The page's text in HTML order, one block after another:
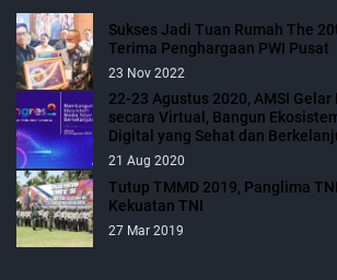
Sukses Jadi Tuan Rumah The
Terima Penghargaan PWI Pusat
23 Nov 2022
22-23 Agustus 2020, AMSI Gelar
secara Virtual, Bangun
Digital yang Sehat dan
21 Aug 2020
Tutup TMMD 2019, Panglima
Kekuatan TNI
27 Mar 2019